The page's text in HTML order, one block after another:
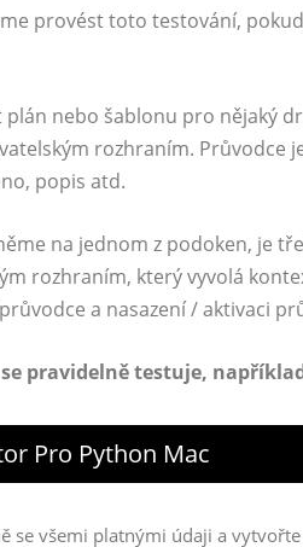
provést toto testování,
plán nebo šablonu pro nějaký
rozhraním. Průvodce
popis atd.
na jednom z podoken, je
rozhraním, který vyvolá
a nasazení / aktivaci
pravidelně testuje,
Pro Python Mac
se všemi platnými údaji a